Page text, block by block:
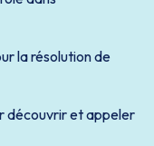
la résolution de
découvrir et appeler